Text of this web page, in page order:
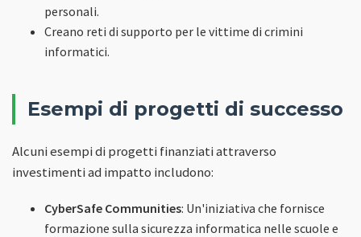
personali.
Creano reti di supporto per le vittime di crimini
informatici.
Esempi di progetti di successo
Alcuni esempi di progetti finanziati attraverso
investimenti ad impatto includono:
CyberSafe Communities: Un'iniziativa che fornisce
formazione sulla sicurezza informatica nelle scuole e